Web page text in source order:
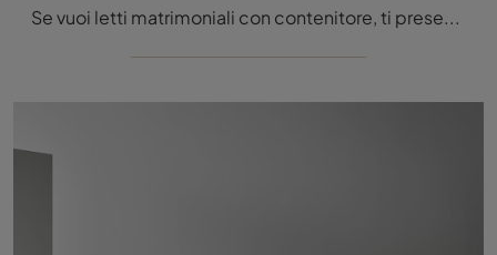
Se vuoi letti matrimoniali con contenitore, ti presentiamo il modello Richard in tessuto per valorizzare la zona notte.